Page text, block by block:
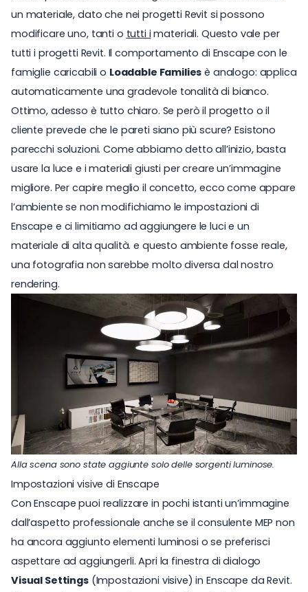
un materiale, dato che nei progetti Revit si possono
modificare uno, tanti o tutti i materiali. Questo vale per
tutti i progetti Revit. Il comportamento di Enscape con le
famiglie caricabili o Loadable Families è analogo: applica
automaticamente una gradevole tonalità di bianco.
Ottimo, adesso è tutto chiaro. Se però il progetto o il
cliente prevede che le pareti siano più scure? Esistono
parecchi soluzioni. Come abbiamo detto all’inizio, basta
usare la luce e i materiali giusti per creare un’immagine
migliore. Per capire meglio il concetto, ecco come appare
l’ambiente se non modifichiamo le impostazioni di
Enscape e ci limitiamo ad aggiungere le luci e un
materiale di alta qualità. e questo ambiente fosse reale,
una fotografia non sarebbe molto diversa dal nostro
rendering.
Alla scena sono state aggiunte solo delle sorgenti luminose.
Impostazioni visive di Enscape
Con Enscape puoi realizzare in pochi istanti un’immagine
dall’aspetto professionale anche se il consulente MEP non
ha ancora aggiunto elementi luminosi o se preferisci
aspettare ad aggiungerli. Apri la finestra di dialogo
Visual Settings(Impostazioni visive) in Enscape da Revit.